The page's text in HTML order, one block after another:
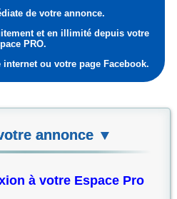
de votre annonce.
et en illimité depuis votre
PRO.
ou votre page Facebook.
annonce ▼
à votre Espace Pro